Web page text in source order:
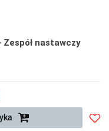
Zespół nastawczy